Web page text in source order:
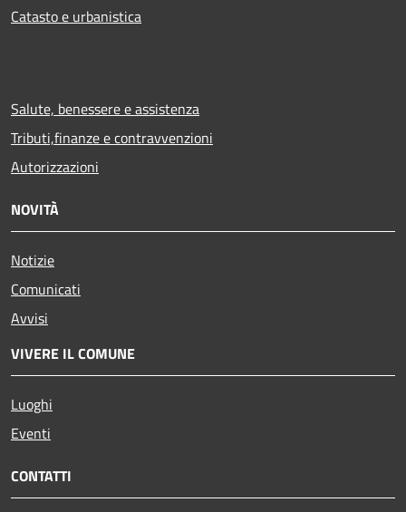
Catasto e urbanistica
Salute, benessere e assistenza
Tributi,finanze e contravvenzioni
Autorizzazioni
NOVITÀ
Notizie
Comunicati
Avvisi
VIVERE IL COMUNE
Luoghi
Eventi
CONTATTI